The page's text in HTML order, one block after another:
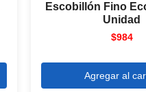
Escobillón Fino
Unidad
$984
Agregar al